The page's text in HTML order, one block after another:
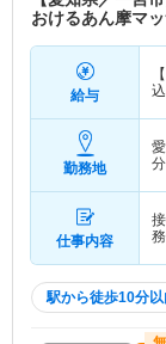
おけるあん摩マ
給与
勤務地
分
仕事内容
駅から徒歩10分